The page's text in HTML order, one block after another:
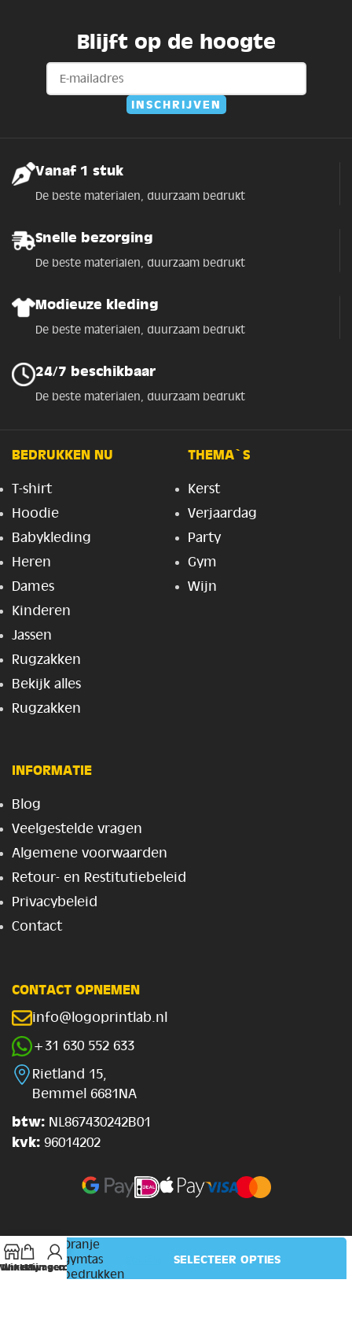
Blijft op de hoogte
Vanaf 1 stuk
De beste materialen, duurzaam bedrukt
Snelle bezorging
De beste materialen, duurzaam bedrukt
Modieuze kleding
De beste materialen, duurzaam bedrukt
24/7 beschikbaar
De beste materialen, duurzaam bedrukt
BEDRUKKEN NU
T-shirt
Hoodie
Babykleding
Heren
Dames
Kinderen
Jassen
Rugzakken
Bekijk alles
Rugzakken
THEMA`S
Kerst
Verjaardag
Party
Gym
Wijn
INFORMATIE
Blog
Veelgestelde vragen
Algemene voorwaarden
Retour- en Restitutiebeleid
Privacybeleid
Contact
CONTACT OPNEMEN
info@logoprintlab.nl
+31 630 552 633
Rietland 15,
Bemmel 6681NA
btw: NL867430242B01
kvk: 96014202
Winkelwagen
Mijn account
Oranje
gymtas
bedrukken
SELECTEER OPTIES